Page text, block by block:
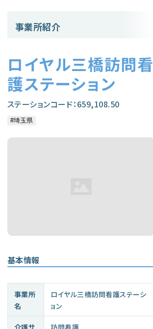
事業所紹介
ロイヤル三橋訪問看
護ステーション
ステーションコード：659,108.50
基本情報
事業所
名
ロイヤル三橋訪問看護ステーシ
ョン
介護サ 訪問看護